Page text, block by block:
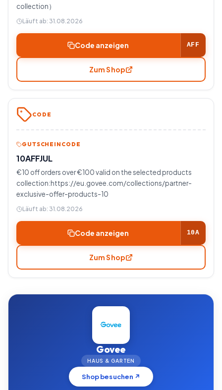
collection）
Läuft ab: 31.08.2026
Code anzeigen AFF
Zum Shop
CODE
GUTSCHEINCODE
10AFFJUL
€10 off orders over €100 valid on the selected products
collection:https://eu.govee.com/collections/partner-
exclusive-offer-products-10
Läuft ab: 31.08.2026
Code anzeigen 10A
Zum Shop
Govee
HAUS & GARTEN
Shop besuchen ↗